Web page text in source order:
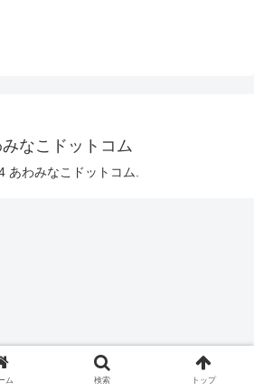
なこドットコム
あわみなこドットコム.
ム 検索 トップ